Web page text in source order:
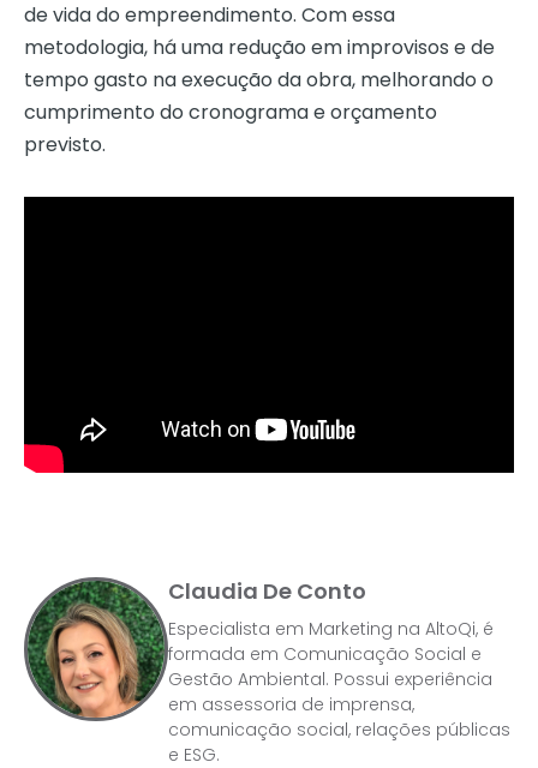
de vida do empreendimento. Com essa
metodologia, há uma redução em improvisos e de
tempo gasto na execução da obra, melhorando o
cumprimento do cronograma e orçamento
previsto.
Claudia De Conto
Especialista em Marketing na AltoQi, é
formada em Comunicação Social e
Gestão Ambiental. Possui experiência
em assessoria de imprensa,
comunicação social, relações públicas
e ESG.